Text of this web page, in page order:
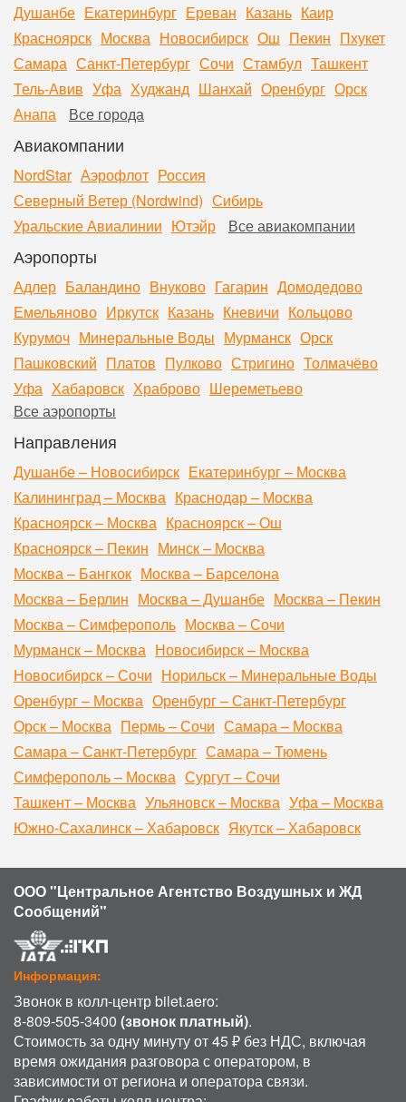
Душанбе Екатеринбург Ереван Казань Каир
Красноярск Москва Новосибирск Ош Пекин Пхукет
Самара Санкт-Петербург Сочи Стамбул Ташкент
Тель-Авив Уфа Худжанд Шанхай Оренбург Орск
Анапа
Все города
Авиакомпании
NordStar Аэрофлот Россия
Северный Ветер (Nordwind) Сибирь
Уральские Авиалинии Ютэйр Все авиакомпании
Аэропорты
Адлер Баландино Внуково Гагарин Домодедово
Емельяново Иркутск Казань Кневичи Кольцово
Курумоч Минеральные Воды Мурманск Орск
Пашковский Платов Пулково Стригино Толмачёво
Уфа Хабаровск Храброво Шереметьево
Все аэропорты
Направления
Душанбе – Новосибирск Екатеринбург – Москва
Калининград – Москва Краснодар – Москва
Красноярск – Москва Красноярск – Ош
Красноярск – Пекин Минск – Москва
Москва – Бангкок Москва – Барселона
Москва – Берлин Москва – Душанбе Москва – Пекин
Москва – Симферополь Москва – Сочи
Мурманск – Москва Новосибирск – Москва
Новосибирск – Сочи Норильск – Минеральные Воды
Оренбург – Москва Оренбург – Санкт-Петербург
Орск – Москва Пермь – Сочи Самара – Москва
Самара – Санкт-Петербург Самара – Тюмень
Симферополь – Москва Сургут – Сочи
Ташкент – Москва Ульяновск – Москва Уфа – Москва
Южно-Сахалинск – Хабаровск Якутск – Хабаровск
ООО "Центральное Агентство Воздушных и ЖД
Сообщений"
Информация:
Звонок в колл-центр bilet.aero:
8-809-505-3400 (звонок платный).
Стоимость за одну минуту от 45 ₽ без НДС, включая
время ожидания разговора с оператором, в
зависимости от региона и оператора связи.